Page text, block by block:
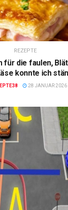
REZEPTE
für die faulen,
konnte ich
28 JANUAR 2026